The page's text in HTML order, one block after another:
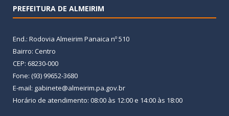
PREFEITURA DE ALMEIRIM
End.: Rodovia Almeirim Panaica nº 510
Bairro: Centro
CEP: 68230-000
Fone: (93) 99652-3680
E-mail: gabinete@almeirim.pa.gov.br
Horário de atendimento: 08:00 às 12:00 e 14:00 às 18:00